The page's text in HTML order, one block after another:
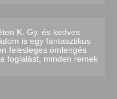
K. Gy. és kedves
is egy fantasztikus
felesleges ömlengés
foglalást, minden remek